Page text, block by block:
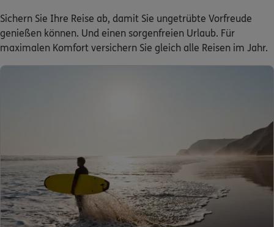
Meine Versicherungen
Sehen Sie auf einen Blick Ihre Versicherungen bei ERGO,
Schaden- oder Leistungsfall melden
Bequem online oder telefonisch.
Kontakt
Sichern Sie Ihre Reise ab, damit Sie ungetrübte Vorfreude
genießen können. Und einen sorgenfreien Urlaub. Für
maximalen Komfort versichern Sie gleich alle Reisen im Jahr.